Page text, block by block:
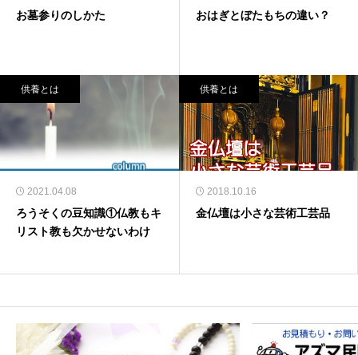
お墓参りのしかた おはぎとぼたもちの違い？
供養とは
2021.04.08
ろうそくの豆知識①仏教もキ
リスト教も欠かせないわけ
供養とは
2018.10.16
金仏壇は小さな芸術工芸品